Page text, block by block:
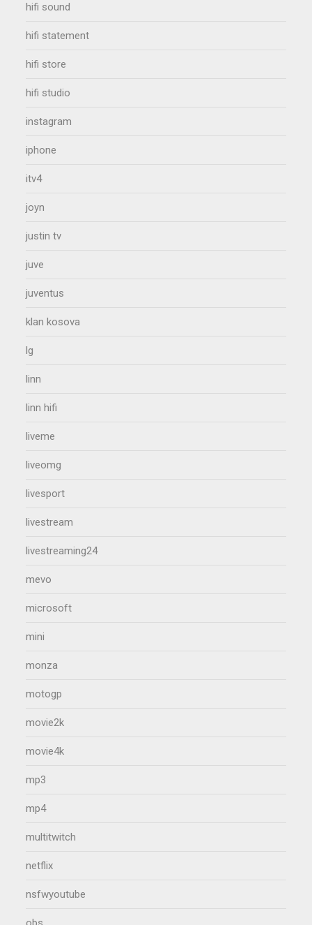
hifi sound
hifi statement
hifi store
hifi studio
instagram
iphone
itv4
joyn
justin tv
juve
juventus
klan kosova
lg
linn
linn hifi
liveme
liveomg
livesport
livestream
livestreaming24
mevo
microsoft
mini
monza
motogp
movie2k
movie4k
mp3
mp4
multitwitch
netflix
nsfwyoutube